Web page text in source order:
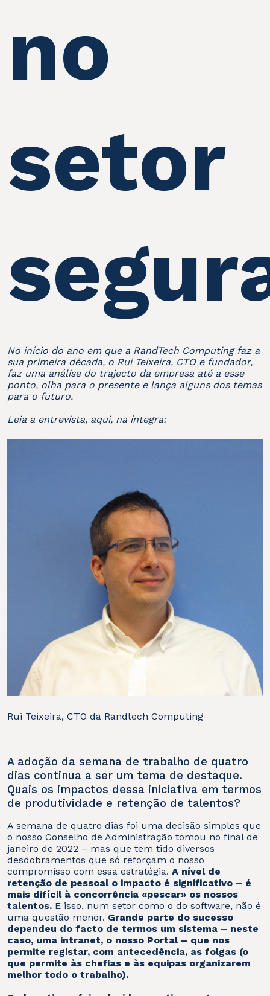
no
setor
No início do ano em que a RandTech Computing faz a
sua primeira década, o Rui Teixeira, CTO e fundador,
faz uma análise do trajecto da empresa até a esse
ponto, olha para o presente e lança alguns dos temas
para o futuro.
Leia a entrevista, aqui, na íntegra:
Rui Teixeira, CTO da Randtech Computing
A adoção da semana de trabalho de quatro
dias continua a ser um tema de destaque.
Quais os impactos dessa iniciativa em termos
de produtividade e retenção de talentos?
A semana de quatro dias foi uma decisão simples que
o nosso Conselho de Administração tomou no final de
janeiro de 2022 – mas que tem tido diversos
desdobramentos que só reforçam o nosso
compromisso com essa estratégia. A nível de
retenção de pessoal o impacto é significativo – é
mais difícil à concorrência «pescar» os nossos
talentos.E isso, num setor como o do software, não é
uma questão menor. Grande parte do sucesso
dependeu do facto de termos um sistema – neste
caso, uma intranet, o nosso Portal – que nos
permite registar, com antecedência, as folgas (o
que permite às chefias e às equipas organizarem
melhor todo o trabalho).